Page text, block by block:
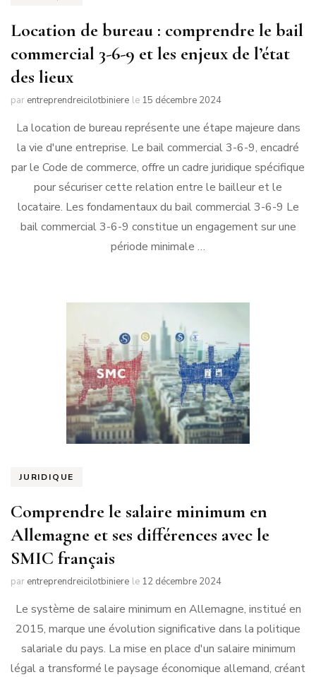
Location de bureau : comprendre le bail
commercial 3-6-9 et les enjeux de l’état
des lieux
par entreprendreicilotbiniere le 15 décembre 2024
La location de bureau représente une étape majeure dans
la vie d'une entreprise. Le bail commercial 3-6-9, encadré
par le Code de commerce, offre un cadre juridique spécifique
pour sécuriser cette relation entre le bailleur et le
locataire. Les fondamentaux du bail commercial 3-6-9 Le
bail commercial 3-6-9 constitue un engagement sur une
période minimale …
JURIDIQUE
Comprendre le salaire minimum en
Allemagne et ses différences avec le
SMIC français
par entreprendreicilotbiniere le 12 décembre 2024
Le système de salaire minimum en Allemagne, institué en
2015, marque une évolution significative dans la politique
salariale du pays. La mise en place d'un salaire minimum
légal a transformé le paysage économique allemand, créant